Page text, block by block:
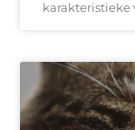
karakteristieke